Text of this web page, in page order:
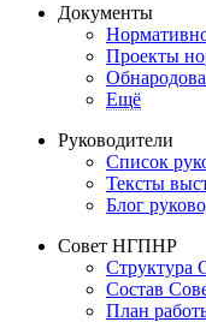
Документы
Проекты
Ещё
Руководители
Список
Тексты
Блог
Совет НГПНР
Структура
Состав
План